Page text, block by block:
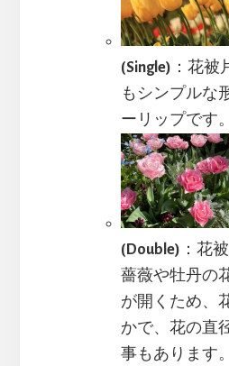
(Single) ：花被
もシンプルな
ーリップです。
(Double) ：花
薔薇や牡丹の
が開くため、
かで、花の直
事もあります。